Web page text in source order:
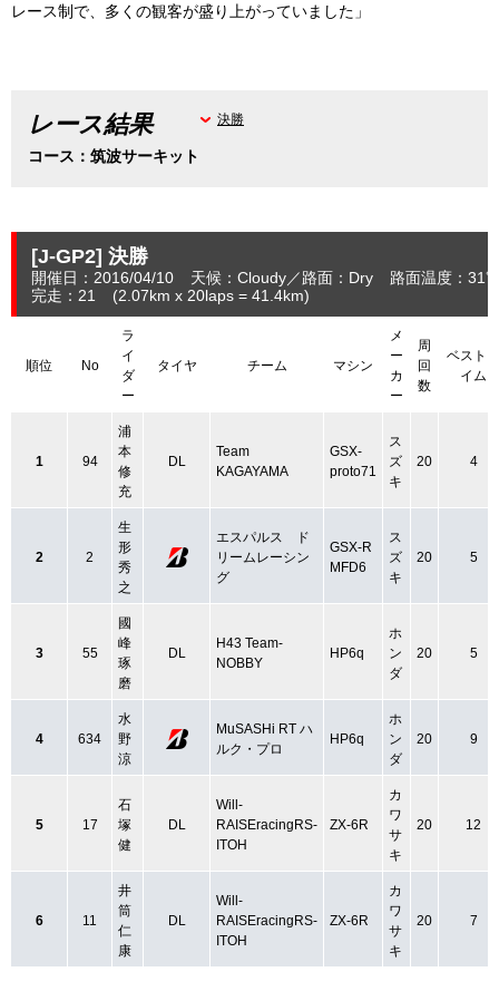
レース制で、多くの観客が盛り上がっていました」
レース結果
コース：筑波サーキット
決勝
[J-GP2] 決勝
開催日：2016/04/10 天候：Cloudy 路面：Dry
路面温度：31℃
完走：21
(2.07km x 20laps = 41.4km)
順位 No
ラ
イ
ダ
ー
タイヤ チーム マシン
メ
ー
カ
ー
周
回
数
ベストタ
イム
1 94
浦
本
修
充
DL
Team
KAGAYAMA
GSX-
proto71
ス
ズ
キ
20 4
2 2
生
形
秀
之
エスパルス ド
リームレーシン
グ
GSX-R
MFD6
ス
ズ
キ
20 5
3 55
國
峰
琢
磨
DL
H43 Team-
NOBBY
HP6q
ホ
ン
ダ
20 5
4 634
水
野
涼
MuSASHi RT ハ
ルク・プロ
HP6q
ホ
ン
ダ
20 9
5 17
石
塚
健
DL
Will-
RAISEracingRS-
ITOH
ZX-6R
カ
ワ
サ
キ
20 12
6 11
井
筒
仁
康
DL
Will-
RAISEracingRS-
ITOH
ZX-6R
カ
ワ
サ
キ
20 7